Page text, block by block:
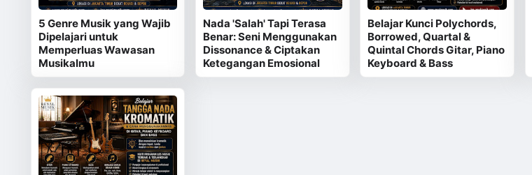
5 Genre Musik yang Wajib
Dipelajari untuk
Memperluas Wawasan
Musikalmu
Nada 'Salah' Tapi Terasa
Benar: Seni Menggunakan
Dissonance & Ciptakan
Ketegangan Emosional
Belajar Kunci Polychords,
Borrowed, Quartal &
Quintal Chords Gitar, Piano
Keyboard & Bass